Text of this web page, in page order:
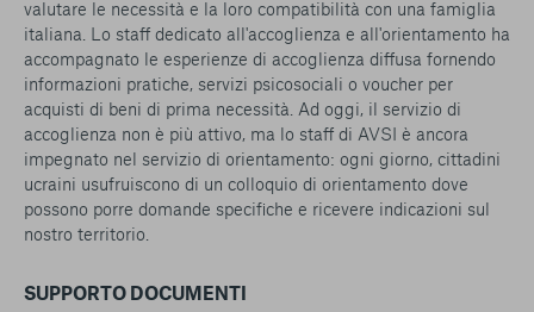
valutare le necessità e la loro compatibilità con una famiglia
italiana. Lo staff dedicato all'accoglienza e all'orientamento ha
accompagnato le esperienze di accoglienza diffusa fornendo
informazioni pratiche, servizi psicosociali o voucher per
acquisti di beni di prima necessità. Ad oggi, il servizio di
accoglienza non è più attivo, ma lo staff di AVSI è ancora
impegnato nel servizio di orientamento: ogni giorno, cittadini
ucraini usufruiscono di un colloquio di orientamento dove
possono porre domande specifiche e ricevere indicazioni sul
nostro territorio.
SUPPORTO DOCUMENTI